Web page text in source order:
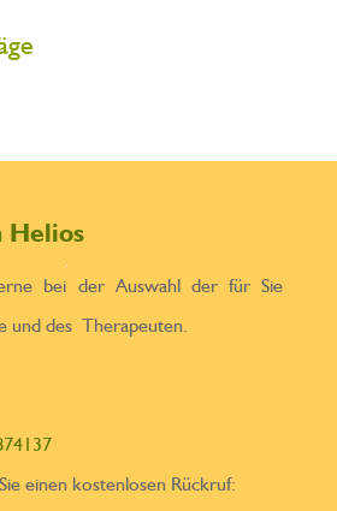
Helios
bei der Auswahl der für Sie
und des Therapeuten.
einen kostenlosen Rückruf: